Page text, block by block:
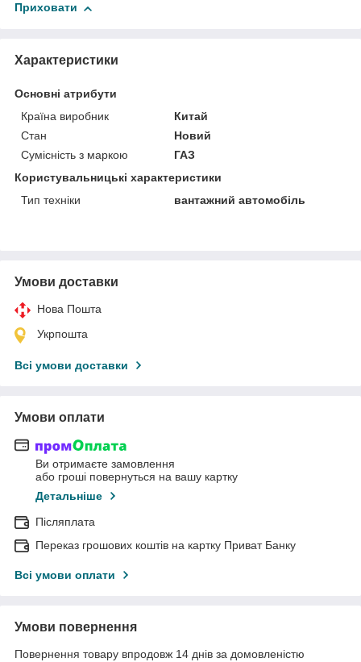
Приховати
Характеристики
Основні атрибути
Країна виробник
Китай
Стан
Новий
Сумісність з маркою
ГАЗ
Користувальницькі характеристики
Тип техніки
вантажний автомобіль
Умови доставки
Нова Пошта
Укрпошта
Всі умови доставки
Умови оплати
Ви отримаєте замовлення
або гроші повернуться на вашу картку
Детальніше
Післяплата
Переказ грошових коштів на картку Приват Банку
Всі умови оплати
Умови повернення
Повернення товару впродовж 14 днів за домовленістю